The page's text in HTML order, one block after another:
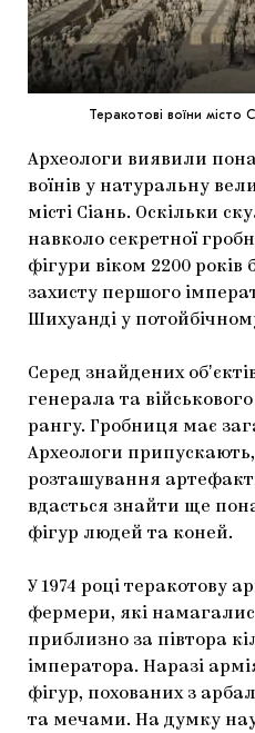
CARPATHIAN CULT
Теракотові воїни місто
Археологи виявили
воїнів у натуральну
місті Сіань. Оскільки
навколо секретної
фігури віком 2200 років
захисту першого
Шихуанді у потойбічному
Серед знайдених
генерала та
рангу. Гробниця має
Археологи
розташування
вдасться знайти ще
фігур людей та коней.
У 1974 році теракотову
фермери, які
приблизно за півтора
імператора. Наразі
фігур, похованих з
та мечами. На думку